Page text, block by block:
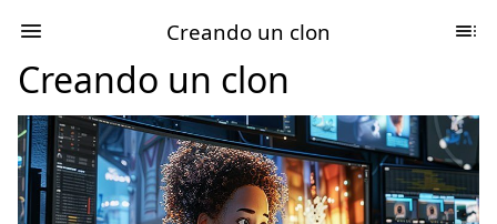
Creando un clon
Creando un clon